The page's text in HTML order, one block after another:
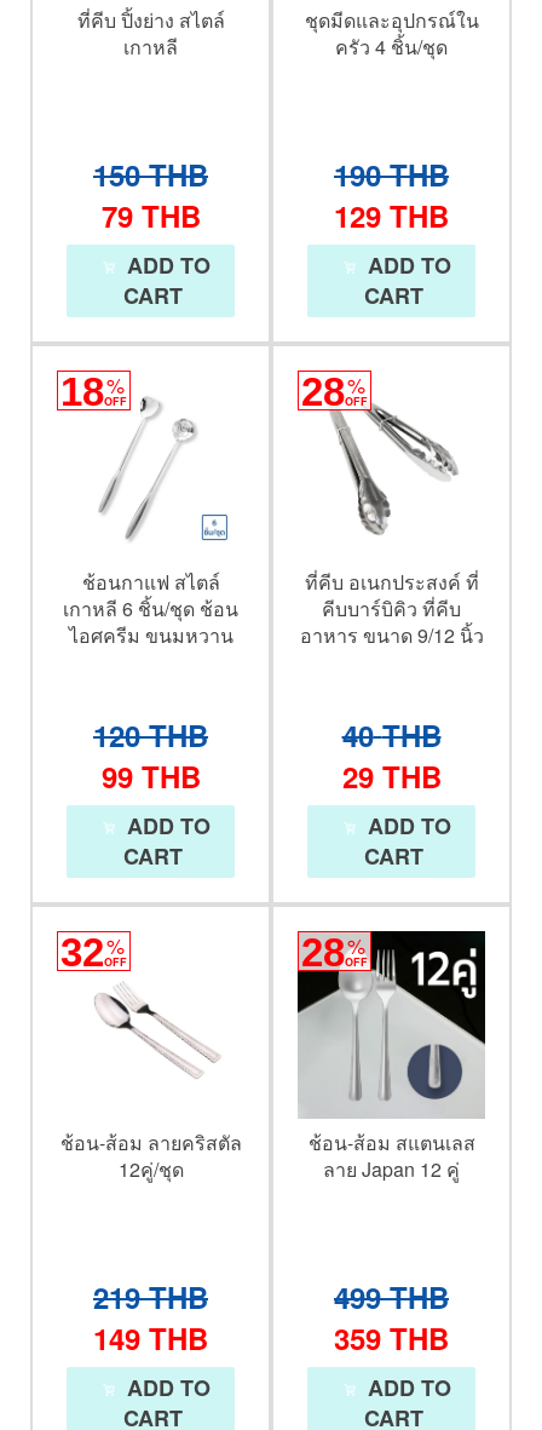
ที่คีบ ปิ้งย่าง สไตล์
เกาหลี
150 THB
79 THB
ADD TO
CART
ชุดมีดและอุปกรณ์ใน
ครัว 4 ชิ้น/ชุด
190 THB
129 THB
ADD TO
CART
18%
OFF
ช้อนกาแฟ สไตล์
เกาหลี 6 ชิ้น/ชุด ช้อน
ไอศครีม ขนมหวาน
120 THB
99 THB
ADD TO
CART
28%
OFF
ที่คีบ อเนกประสงค์ ที่
คีบบาร์บิคิว ที่คีบ
อาหาร ขนาด 9/12 นิ้ว
40 THB
29 THB
ADD TO
CART
32%
OFF
ช้อน-ส้อม ลายคริสตัล
12คู่/ชุด
219 THB
149 THB
ADD TO
CART
28%
OFF
ช้อน-ส้อม สแตนเลส
ลาย Japan 12 คู่
499 THB
359 THB
ADD TO
CART